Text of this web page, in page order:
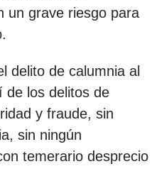
un grave riesgo para
delito de calumnia al
de los delitos de
y fraude, sin
sin ningún
temerario desprecio